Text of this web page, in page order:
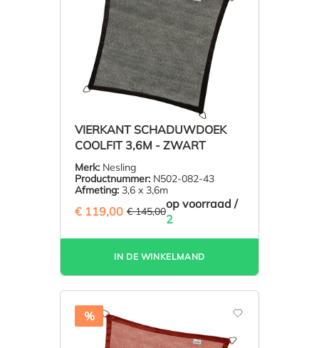
VIERKANT SCHADUWDOEK
COOLFIT 3,6M - ZWART
Merk: Nesling
Productnummer: N502-082-43
Afmeting: 3,6 x 3,6m
€ 119,00 € 145,00(17.93% BESPAARD)
op voorraad /
2
IN DE WINKELMAND
%